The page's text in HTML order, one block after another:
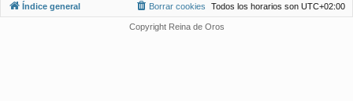
Índice general Todos los horarios son UTC+02:00
Borrar cookies
Copyright Reina de Oros